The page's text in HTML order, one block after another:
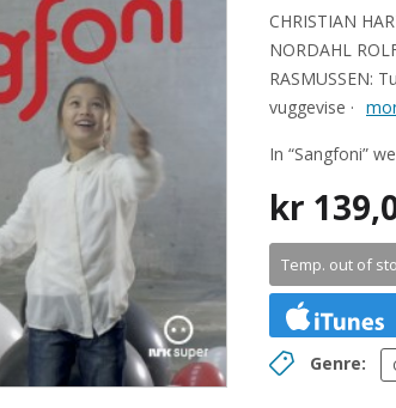
CHRISTIAN
NORDAHL
RASMUSSEN:
vuggevise ·
In “Sangfoni”
kr
Temp. out of
Genre: